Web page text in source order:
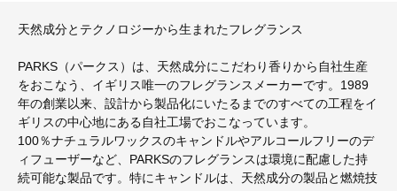
天然成分とテクノロジーから生まれたフレグランス
PARKS（パークス）は、天然成分にこだわり香りから自社生産
をおこなう、イギリス唯一のフレグランスメーカーです。1989
年の創業以来、設計から製品化にいたるまでのすべての工程をイ
ギリスの中心地にある自社工場でおこなっています。
100％ナチュラルワックスのキャンドルやアルコールフリーのデ
ィフューザーなど、PARKSのフレグランスは環境に配慮した持
続可能な製品です。特にキャンドルは、天然成分の製品と燃焼技